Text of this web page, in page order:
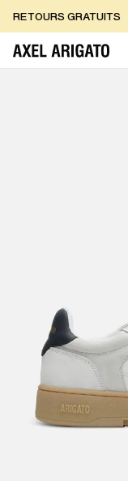
RETOURS GRATUITS
LIVRAISON EXPRESS